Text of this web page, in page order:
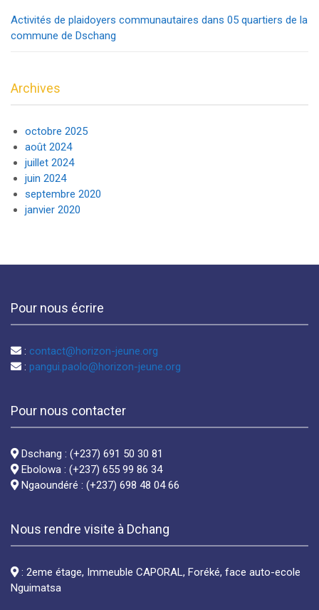
Activités de plaidoyers communautaires dans 05 quartiers de la
commune de Dschang
Archives
octobre 2025
août 2024
juillet 2024
juin 2024
septembre 2020
janvier 2020
Pour nous écrire
: contact@horizon-jeune.org
: pangui.paolo@horizon-jeune.org
Pour nous contacter
Dschang : (+237) 691 50 30 81
Ebolowa : (+237) 655 99 86 34
Ngaoundéré : (+237) 698 48 04 66
Nous rendre visite à Dchang
: 2eme étage, Immeuble CAPORAL, Foréké, face auto-ecole
Nguimatsa